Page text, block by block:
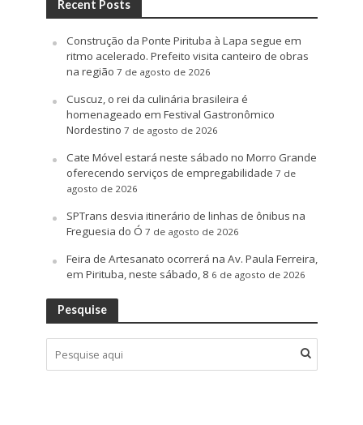
Recent Posts
Construção da Ponte Pirituba à Lapa segue em
ritmo acelerado. Prefeito visita canteiro de obras
na região 7 de agosto de 2026
Cuscuz, o rei da culinária brasileira é
homenageado em Festival Gastronômico
Nordestino 7 de agosto de 2026
Cate Móvel estará neste sábado no Morro Grande
oferecendo serviços de empregabilidade 7 de
agosto de 2026
SPTrans desvia itinerário de linhas de ônibus na
Freguesia do Ó 7 de agosto de 2026
Feira de Artesanato ocorrerá na Av. Paula Ferreira,
em Pirituba, neste sábado, 8 6 de agosto de 2026
Pesquise